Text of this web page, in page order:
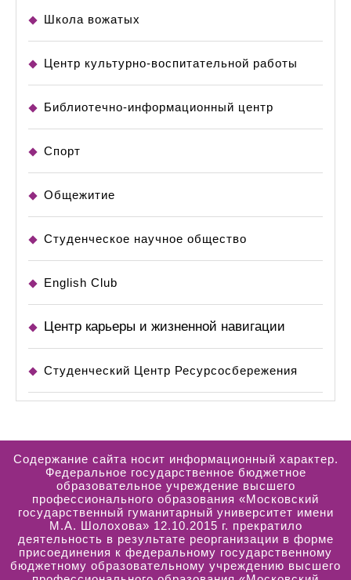
Школа вожатых
Центр культурно-воспитательной работы
Библиотечно-информационный центр
Спорт
Общежитие
Студенческое научное общество
English Club
Центр карьеры и жизненной навигации
Студенческий Центр Ресурсосбережения
Содержание сайта носит информационный характер.
Федеральное государственное бюджетное
образовательное учреждение высшего
профессионального образования «Московский
государственный гуманитарный университет имени
М.А. Шолохова» 12.10.2015 г. прекратило
деятельность в результате реорганизации в форме
присоединения к федеральному государственному
бюджетному образовательному учреждению высшего